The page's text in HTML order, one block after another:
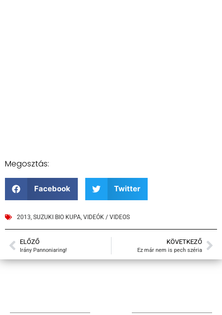
Megosztás:
Facebook Twitter
2013 SUZUKI BIO KUPA VIDEÓK / VIDEOS
ELŐZŐ
Irány Pannoniaring!
KÖVETKEZŐ
Ez már nem is pech széria